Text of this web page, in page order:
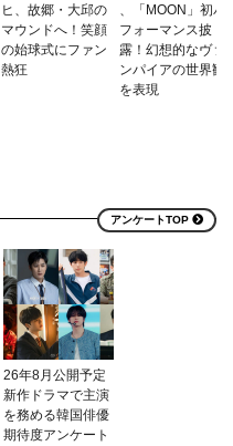
ヒ、故郷・大邱の
マウンドへ！笑顔
の始球式にファン
熱狂
、「MOON」初パ
フォーマンス披
露！幻想的なヴァ
ンパイアの世界観
を表現
アンケートTOP
26年8月公開予定
新作ドラマで主演
を務める韓国俳優
期待度アンケート